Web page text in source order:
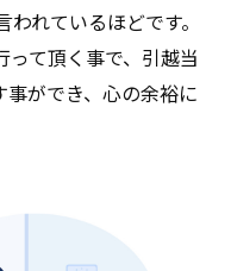
れているほどです。
て頂く事で、引越当
ができ、心の余裕に